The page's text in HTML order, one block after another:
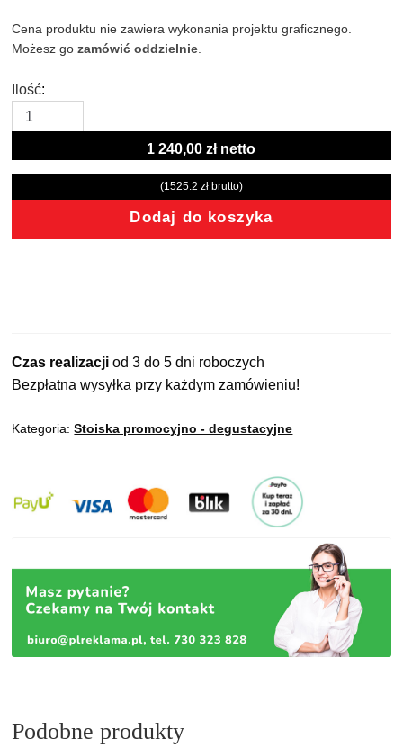
Cena produktu nie zawiera wykonania projektu graficznego.
Możesz go zamówić oddzielnie
Ilość
(1525.2 zł brutto)
Dodaj do koszyka
1 240,00 zł netto
Czas realizacji od 3 do 5 dni roboczych
Bezpłatna wysyłka przy każdym zamówieniu!
Kategoria:Stoiska promocyjno - degustacyjne
Podobne produkty